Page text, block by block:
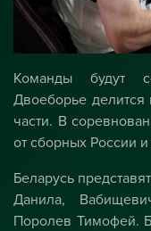
Команды будут
Двоеборье делится
части. В
от сборных России
Беларусь
Данила,
Поролев Тимофей.